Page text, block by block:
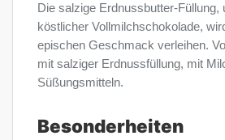
Die salzige Erdnussbutter-Füllung,
köstlicher Vollmilchschokolade,
epischen Geschmack verleihen.
mit salziger Erdnussfüllung, mit
Süßungsmitteln.
Besonderheiten